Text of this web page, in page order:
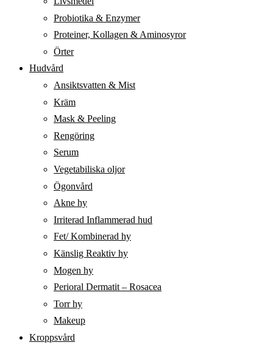
Probiotika & Enzymer
Proteiner, Kollagen & Aminosyror
Örter
Hudvård
Ansiktsvatten & Mist
Kräm
Mask & Peeling
Rengöring
Serum
Vegetabiliska oljor
Ögonvård
Akne hy
Irriterad Inflammerad hud
Fet/ Kombinerad hy
Känslig Reaktiv hy
Mogen hy
Perioral Dermatit – Rosacea
Torr hy
Makeup
Kroppsvård